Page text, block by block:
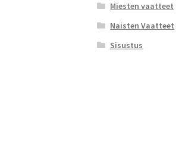
Miesten vaatteet
Naisten Vaatteet
Sisustus